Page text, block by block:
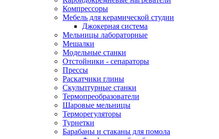
Компрессоры
Мебель для керамической студии
Джокерная система
Мельницы лабораторные
Мешалки
Модельные станки
Отстойники - сепараторы
Прессы
Раскатчики глины
Скульптурные станки
Термопреобразователи
Шаровые мельницы
Терморегуляторы
Турнетки
Барабаны и стаканы для помола